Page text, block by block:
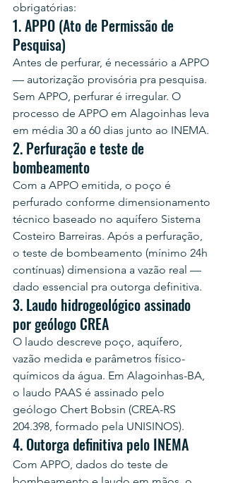
obrigatórias:
1. APPO (Ato de Permissão de
Pesquisa)
Antes de perfurar, é necessário a APPO
— autorização provisória pra pesquisa.
Sem APPO, perfurar é irregular. O
processo de APPO em Alagoinhas leva
em média 30 a 60 dias junto ao INEMA.
2. Perfuração e teste de
bombeamento
Com a APPO emitida, o poço é
perfurado conforme dimensionamento
técnico baseado no aquífero Sistema
Costeiro Barreiras. Após a perfuração,
o teste de bombeamento (mínimo 24h
contínuas) dimensiona a vazão real —
dado essencial pra outorga definitiva.
3. Laudo hidrogeológico assinado
por geólogo CREA
O laudo descreve poço, aquífero,
vazão medida e parâmetros físico-
químicos da água. Em Alagoinhas-BA,
o laudo PAAS é assinado pelo
geólogo Chert Bobsin (CREA-RS
204.398, formado pela UNISINOS).
4. Outorga definitiva pelo INEMA
Com APPO, dados do teste de